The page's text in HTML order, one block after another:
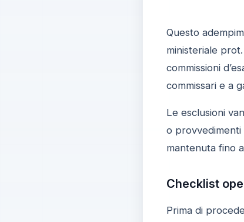
Questo
ministeriale
commissioni
commissari e a
Le esclusioni
o
mantenuta fino
Checklist
Prima di